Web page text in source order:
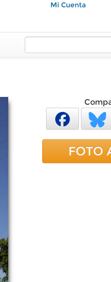
Mi Cuenta
FOTO